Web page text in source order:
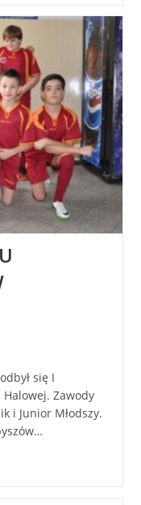
się I
Halowej. Zawody
i Junior Młodszy.